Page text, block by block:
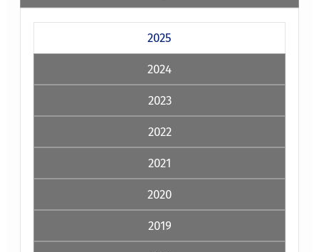
2025
2024
2023
2022
2021
2020
2019